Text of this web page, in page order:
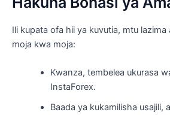
Ili kupata ofa hii ya kuvutia, mtu
moja kwa moja:
Kwanza, tembelea ukurasa
InstaForex.
Baada ya kukamilisha usajili,